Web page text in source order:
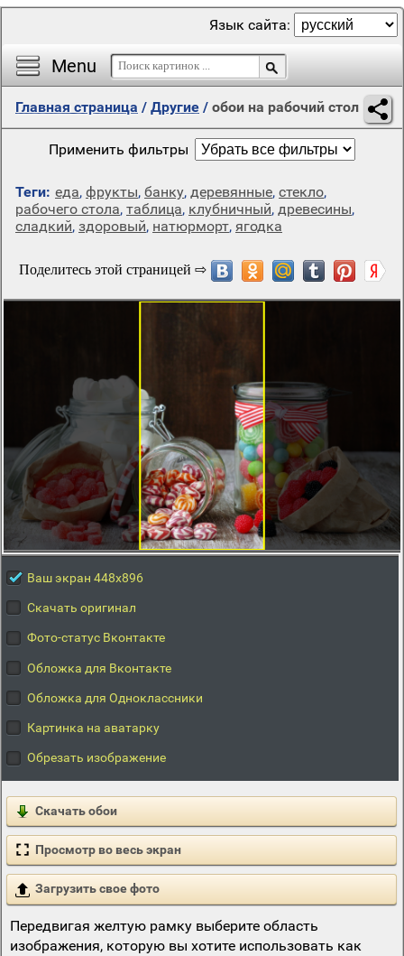
Menu
Язык сайта:
Главная страница / Другие / обои на рабочий стол
Применить фильтры
Теги: еда, фрукты, банку, деревянные, стекло,
рабочего стола, таблица, клубничный, древесины,
сладкий, здоровый, натюрморт, ягодка
Ваш экран 448x896
Скачать оригинал
Фото-статус Вконтакте
Обложка для Вконтакте
Обложка для Одноклассники
Картинка на аватарку
Обрезать изображение
Скачать обои
Просмотр во весь экран
Загрузить свое фото
Передвигая желтую рамку выберите область
изображения, которую вы хотите использовать как